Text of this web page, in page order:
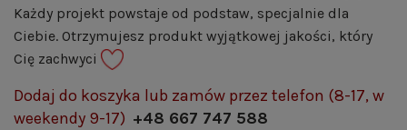
Każdy projekt powstaje od podstaw, specjalnie dla
Ciebie. Otrzymujesz produkt wyjątkowej jakości, który
Cię zachwyci
Dodaj do koszyka lub zamów przez telefon (8-17, w
weekendy 9-17) +48 667 747 588